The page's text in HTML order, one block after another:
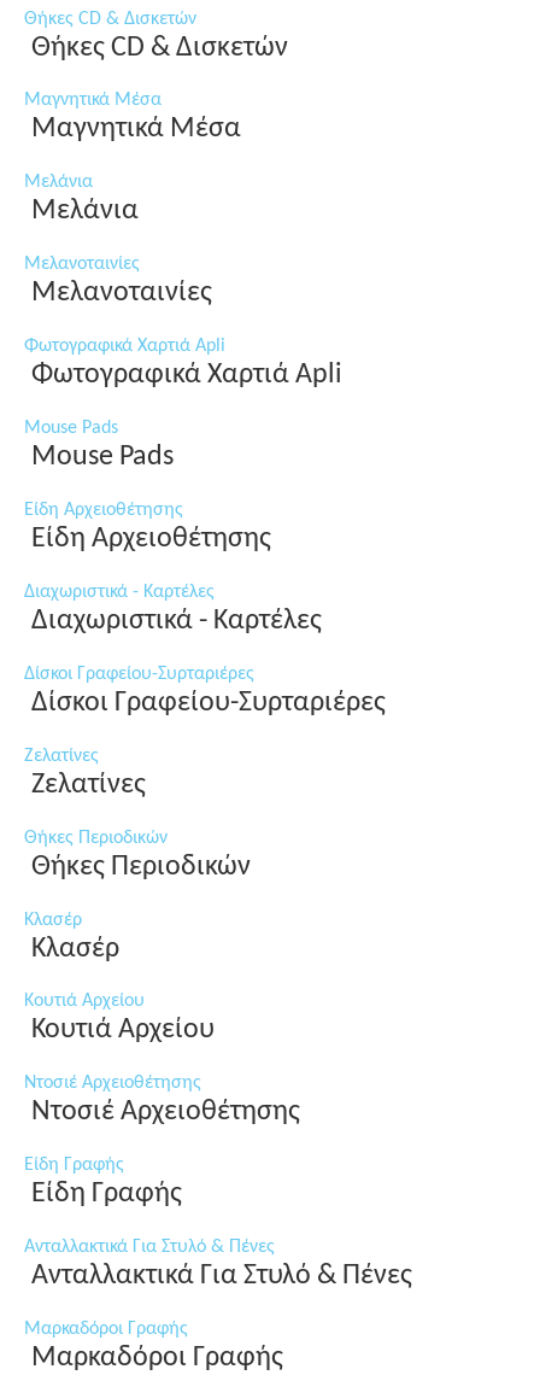
Θήκες CD & Δισκετών
Θήκες CD & Δισκετών
Μαγνητικά Μέσα
Μαγνητικά Μέσα
Μελάνια
Μελάνια
Μελανοταινίες
Μελανοταινίες
Φωτογραφικά Χαρτιά Apli
Φωτογραφικά Χαρτιά Apli
Mouse Pads
Mouse Pads
Είδη Αρχειοθέτησης
Είδη Αρχειοθέτησης
Διαχωριστικά - Καρτέλες
Διαχωριστικά - Καρτέλες
Δίσκοι Γραφείου-Συρταριέρες
Δίσκοι Γραφείου-Συρταριέρες
Ζελατίνες
Ζελατίνες
Θήκες Περιοδικών
Θήκες Περιοδικών
Κλασέρ
Κλασέρ
Κουτιά Αρχείου
Κουτιά Αρχείου
Ντοσιέ Αρχειοθέτησης
Ντοσιέ Αρχειοθέτησης
Είδη Γραφής
Είδη Γραφής
Ανταλλακτικά Για Στυλό & Πένες
Ανταλλακτικά Για Στυλό & Πένες
Μαρκαδόροι Γραφής
Μαρκαδόροι Γραφής